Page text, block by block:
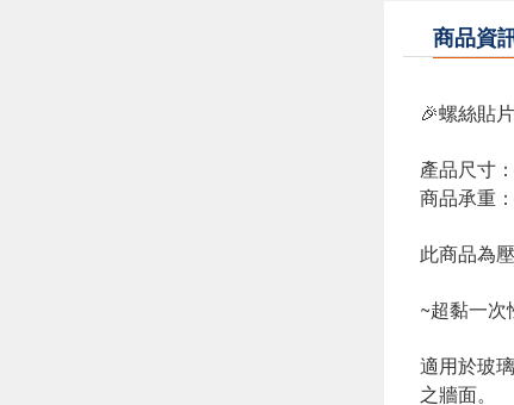
商品資
🎉螺絲貼
產品尺寸
商品承重
此商品為
~超黏一
適用於玻
之牆面。